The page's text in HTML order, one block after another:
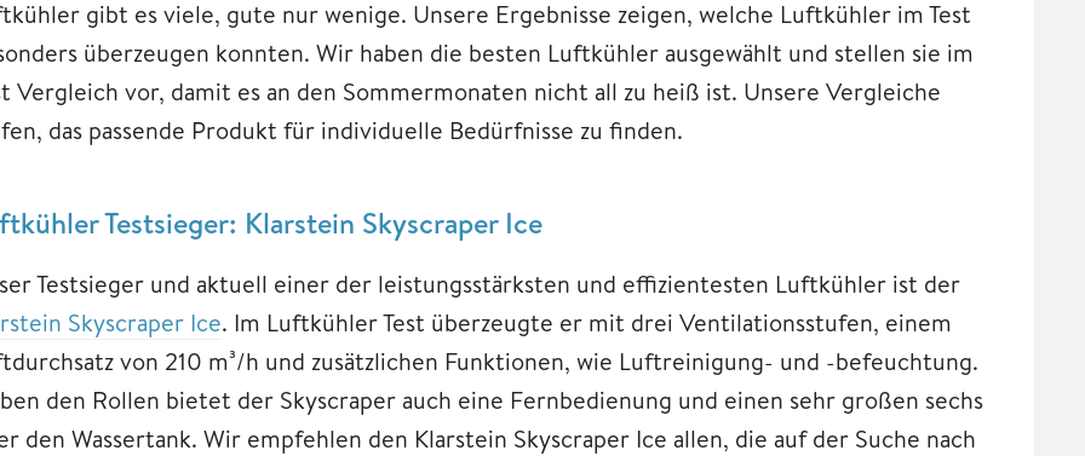
gibt es viele, gute nur wenige. Unsere Ergebnisse zeigen, welche Luftkühler im Test
überzeugen konnten. Wir haben die besten Luftkühler ausgewählt und stellen sie im
Vergleich vor, damit es an den Sommermonaten nicht all zu heiß ist. Unsere Vergleiche
das passende Produkt für individuelle Bedürfnisse zu finden.
Testsieger: Klarstein Skyscraper Ice
Testsieger und aktuell einer der leistungsstärksten und effizientesten Luftkühler ist der
Skyscraper Ice. Im Luftkühler Test überzeugte er mit drei Ventilationsstufen, einem
von 210 m³/h und zusätzlichen Funktionen, wie Luftreinigung- und -befeuchtung.
den Rollen bietet der Skyscraper auch eine Fernbedienung und einen sehr großen sechs
den Wassertank. Wir empfehlen den Klarstein Skyscraper Ice allen, die auf der Suche nach